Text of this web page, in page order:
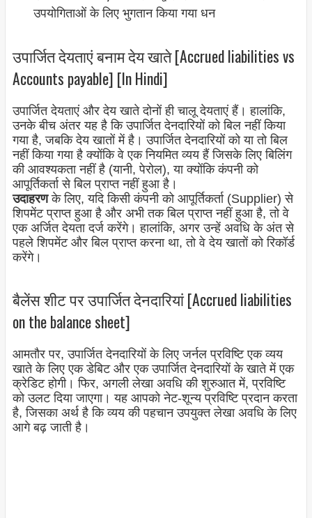
उपयोगिताओं के लिए भुगतान किया गया धन
उपार्जित देयताएं बनाम देय खाते [Accrued liabilities vs
Accounts payable] [In Hindi]
उपार्जित देयताएं और देय खाते दोनों ही चालू देयताएं हैं। हालांकि,
उनके बीच अंतर यह है कि उपार्जित देनदारियों को बिल नहीं किया
गया है, जबकि देय खातों में है। उपार्जित देनदारियों को या तो बिल
नहीं किया गया है क्योंकि वे एक नियमित व्यय हैं जिसके लिए बिलिंग
की आवश्यकता नहीं है (यानी, पेरोल), या क्योंकि कंपनी को
आपूर्तिकर्ता से बिल प्राप्त नहीं हुआ है।
उदाहरणके लिए, यदि किसी कंपनी को आपूर्तिकर्ता (Supplier) से
शिपमेंट प्राप्त हुआ है और अभी तक बिल प्राप्त नहीं हुआ है, तो वे
एक अर्जित देयता दर्ज करेंगे। हालांकि, अगर उन्हें अवधि के अंत से
पहले शिपमेंट और बिल प्राप्त करना था, तो वे देय खातों को रिकॉर्ड
करेंगे।
बैलेंस शीट पर उपार्जित देनदारियां [Accrued liabilities
on the balance sheet]
आमतौर पर, उपार्जित देनदारियों के लिए जर्नल प्रविष्टि एक व्यय
खाते के लिए एक डेबिट और एक उपार्जित देनदारियों के खाते में एक
क्रेडिट होगी। फिर, अगली लेखा अवधि की शुरुआत में, प्रविष्टि
को उलट दिया जाएगा। यह आपको नेट-शून्य प्रविष्टि प्रदान करता
है, जिसका अर्थ है कि व्यय की पहचान उपयुक्त लेखा अवधि के लिए
आगे बढ़ जाती है।